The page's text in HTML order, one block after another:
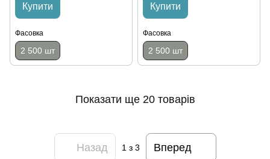
Купити
Фасовка
2 500 шт
Купити
Фасовка
2 500 шт
Показати ще 20 товарів
Назад 1з 3 Вперед